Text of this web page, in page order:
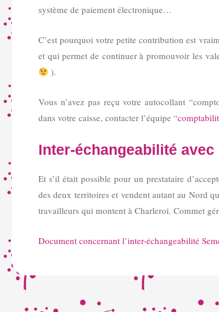
système de paiement électronique…
C’est pourquoi votre petite contribution est
et qui permet de continuer à promouvoir les
).
Vous n’avez pas reçu votre autocollant
dans votre caisse, contacter l’équipe “
Inter-échangeabilité avec
Et s’il était possible pour un prestataire
des deux territoires et vendent autant au Nord
travailleurs qui montent à Charleroi. Commet
Document concernant l’inter-échangeabilité